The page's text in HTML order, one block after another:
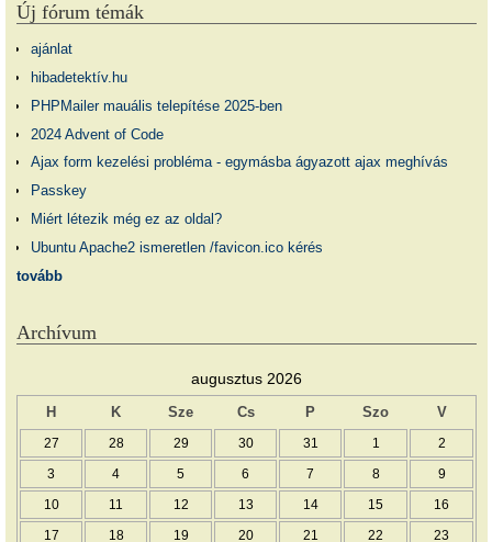
Új fórum témák
ajánlat
hibadetektív.hu
PHPMailer mauális telepítése 2025-ben
2024 Advent of Code
Ajax form kezelési probléma - egymásba ágyazott ajax meghívás
Passkey
Miért létezik még ez az oldal?
Ubuntu Apache2 ismeretlen /favicon.ico kérés
tovább
Archívum
augusztus 2026
H K Sze Cs P Szo V
27 28 29 30 31 1 2
3 4 5 6 7 8 9
10 11 12 13 14 15 16
17 18 19 20 21 22 23